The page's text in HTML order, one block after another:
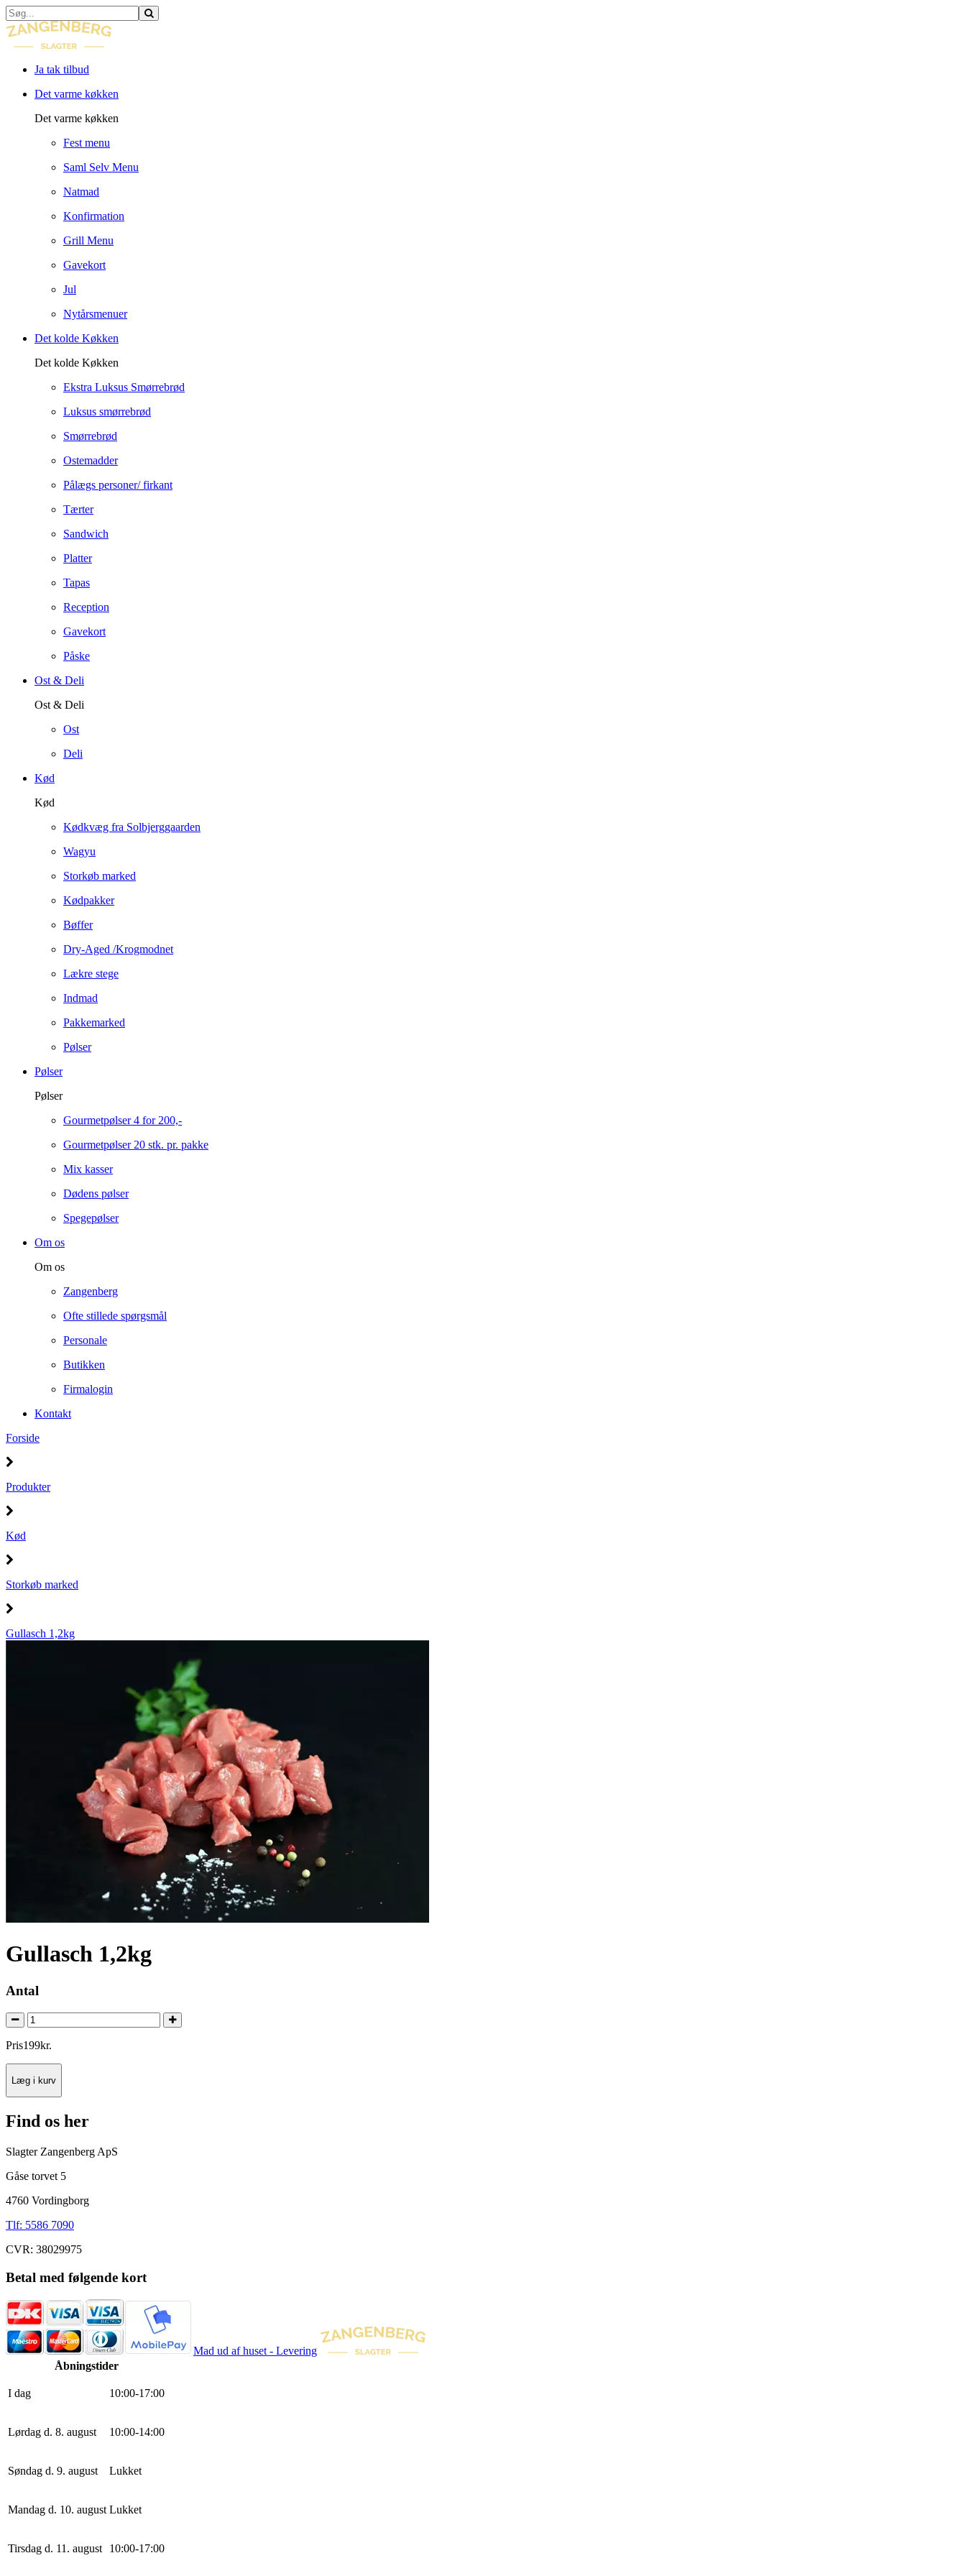
Ja tak tilbud
Det varme køkken
Det varme køkken
Fest menu
Saml Selv Menu
Natmad
Konfirmation
Grill Menu
Gavekort
Jul
Nytårsmenuer
Det kolde Køkken
Det kolde Køkken
Ekstra Luksus Smørrebrød
Luksus smørrebrød
Smørrebrød
Ostemadder
Pålægs personer/ firkant
Tærter
Sandwich
Platter
Tapas
Reception
Gavekort
Påske
Ost & Deli
Ost & Deli
Ost
Deli
Kød
Kød
Kødkvæg fra Solbjerggaarden
Wagyu
Storkøb marked
Kødpakker
Bøffer
Dry-Aged /Krogmodnet
Lækre stege
Indmad
Pakkemarked
Pølser
Pølser
Pølser
Gourmetpølser 4 for 200,-
Gourmetpølser 20 stk. pr. pakke
Mix kasser
Dødens pølser
Spegepølser
Om os
Om os
Zangenberg
Ofte stillede spørgsmål
Personale
Butikken
Firmalogin
Kontakt
Forside
Produkter
Kød
Storkøb marked
Gullasch 1,2kg
Gullasch 1,2kg
Antal
Pris199kr.
Læg i kurv
Find os her
Slagter Zangenberg ApS
Gåse torvet 5
4760 Vordingborg
Tlf: 5586 7090
CVR: 38029975
Betal med følgende kort
Mad ud af huset - Levering
Åbningstider
I dag 10:00-17:00
Lørdag d. 8. august 10:00-14:00
Søndag d. 9. august Lukket
Mandag d. 10. august Lukket
Tirsdag d. 11. august 10:00-17:00